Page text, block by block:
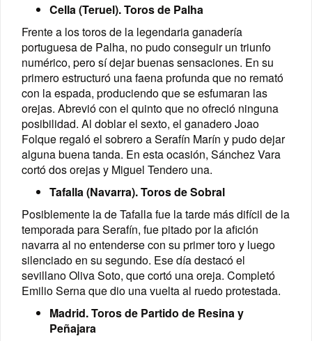
Cella (Teruel). Toros de Palha
Frente a los toros de la legendaria ganadería
portuguesa de Palha, no pudo conseguir un triunfo
numérico, pero sí dejar buenas sensaciones. En su
primero estructuró una faena profunda que no remató
con la espada, produciendo que se esfumaran las
orejas. Abrevió con el quinto que no ofreció ninguna
posibilidad. Al doblar el sexto, el ganadero Joao
Folque regaló el sobrero a Serafín Marín y pudo dejar
alguna buena tanda. En esta ocasión, Sánchez Vara
cortó dos orejas y Miguel Tendero una.
Tafalla (Navarra). Toros de Sobral
Posiblemente la de Tafalla fue la tarde más difícil de la
temporada para Serafín, fue pitado por la afición
navarra al no entenderse con su primer toro y luego
silenciado en su segundo. Ese día destacó el
sevillano Oliva Soto, que cortó una oreja. Completó
Emilio Serna que dio una vuelta al ruedo protestada.
Madrid. Toros de Partido de Resina y
Peñajara